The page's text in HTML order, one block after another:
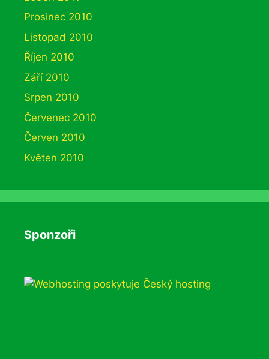
Prosinec 2010
Listopad 2010
Říjen 2010
Září 2010
Srpen 2010
Červenec 2010
Červen 2010
Květen 2010
Sponzoři